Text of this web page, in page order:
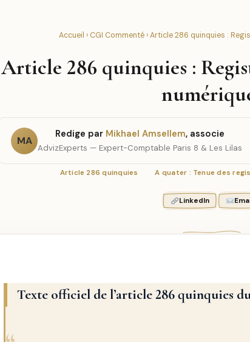
Accueil › CGI Commenté› Article 286 quinquies :
Article 286 quinquies :
MA
Redige par Mikhael Amsellem, associe
AdvizExperts — Expert-Comptable Paris 8 & Les Lilas
Article 286 quinquies A quater : Tenue des
LinkedIn
Texte officiel de l’article 286 quinquies